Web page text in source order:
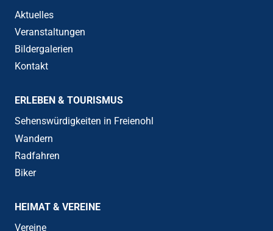
Aktuelles
Veranstaltungen
Bildergalerien
Kontakt
ERLEBEN & TOURISMUS
Sehenswürdigkeiten in Freienohl
Wandern
Radfahren
Biker
HEIMAT & VEREINE
Vereine